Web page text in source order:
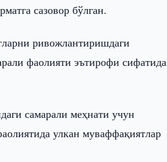
сазовор бўлган.
ривожлантиришдаги
фаолияти эътирофи сифатида
самарали меҳнати учун
улкан муваффақиятлар